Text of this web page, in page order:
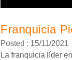
Franquicia
Posted : 15/11/2021
La franquicia líder